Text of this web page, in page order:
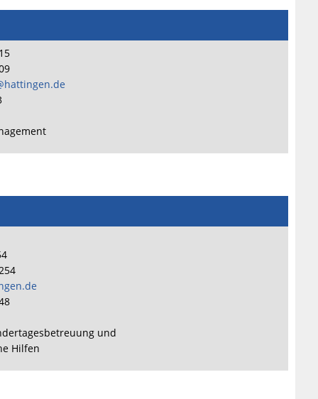
und
Hilfen